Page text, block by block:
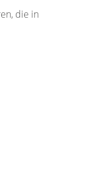
die in